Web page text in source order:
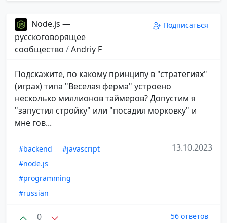
Node.js —
русскоговорящее
сообщество /Andriy F
Подписаться
Подскажите, по какому принципу в "стратегиях"
(играх) типа "Веселая ферма" устроено
несколько миллионов таймеров? Допустим я
"запустил стройку" или "посадил морковку" и
мне гов...
#backend
#javascript
#node.js
#programming
#russian
13.10.2023
0 56 ответов